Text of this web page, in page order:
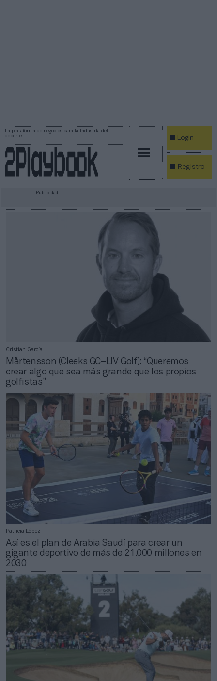
La plataforma de negocios para la industria del
deporte
Login
Registro
Publicidad
Cristian García
Mårtensson (Cleeks GC–LIV Golf): “Queremos
crear algo que sea más grande que los propios
golfistas”
Patricia López
Así es el plan de Arabia Saudí para crear un
gigante deportivo de más de 21.000 millones en
2030